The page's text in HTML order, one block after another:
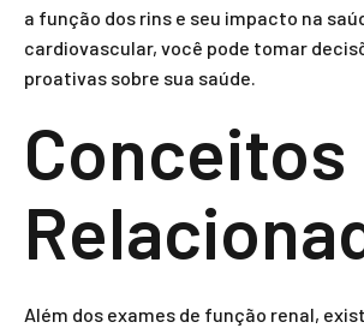
a função dos rins e seu impacto na
cardiovascular, você pode tomar
proativas sobre sua saúde.
Conceitos
Além dos exames de função renal,